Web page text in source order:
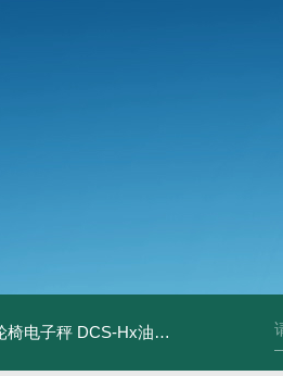
椅电子秤 DCS-Hx油桶搬运车电子秤 上海350kg防爆倒桶称